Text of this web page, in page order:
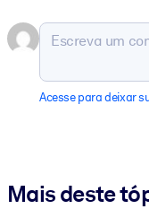
Acesse para deixar
Mais deste